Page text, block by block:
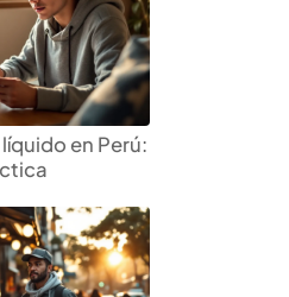
en Perú: